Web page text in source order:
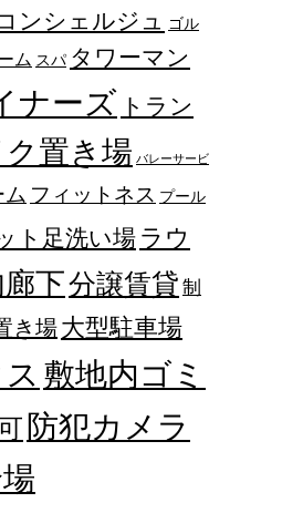
ンシェルジュ
ゴル
ム スパ タワーマン
ナーズ トラン
置き場 バレーサービ
フィットネス プール
ト足洗い場 ラウ
下分譲賃貸制
き場大型駐車場
敷地内ゴミ
防犯カメラ